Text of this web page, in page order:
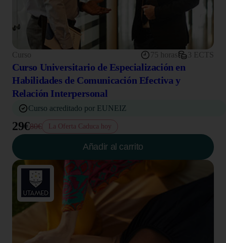
Curso 75 horas 3 ECTS
Curso Universitario de Especialización en
Habilidades de Comunicación Efectiva y
Relación Interpersonal
Curso acreditado por EUNEIZ
29€80€ La Oferta Caduca hoy
Añadir al carrito